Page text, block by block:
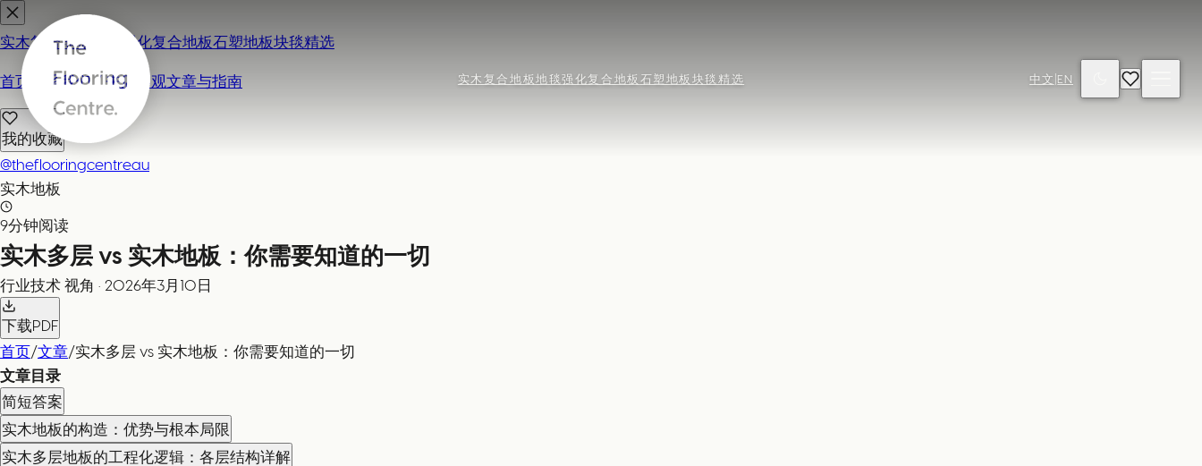
实木复合地板地毯强化复合地板 石塑地板 块毯精选 中文 EN
实木复合地板 强化复合地板石塑地板块毯精选
首页 联系我们 / 来店参观文章与指南
我的收藏
@theflooringcentreau
实木地板
9分钟阅读
实木多层 vs 实木地板：你需要知道的一切
行业技术 视角 · 2026年3月10日
下载PDF
首页/文章/实木多层 vs 实木地板：你需要知道的一切
文章目录
简短答案
实木地板的构造：优势与根本局限
实木多层地板的工程化逻辑：各层结构详解